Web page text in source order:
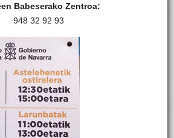
Babeserako Zentroa:
948 32 92 93